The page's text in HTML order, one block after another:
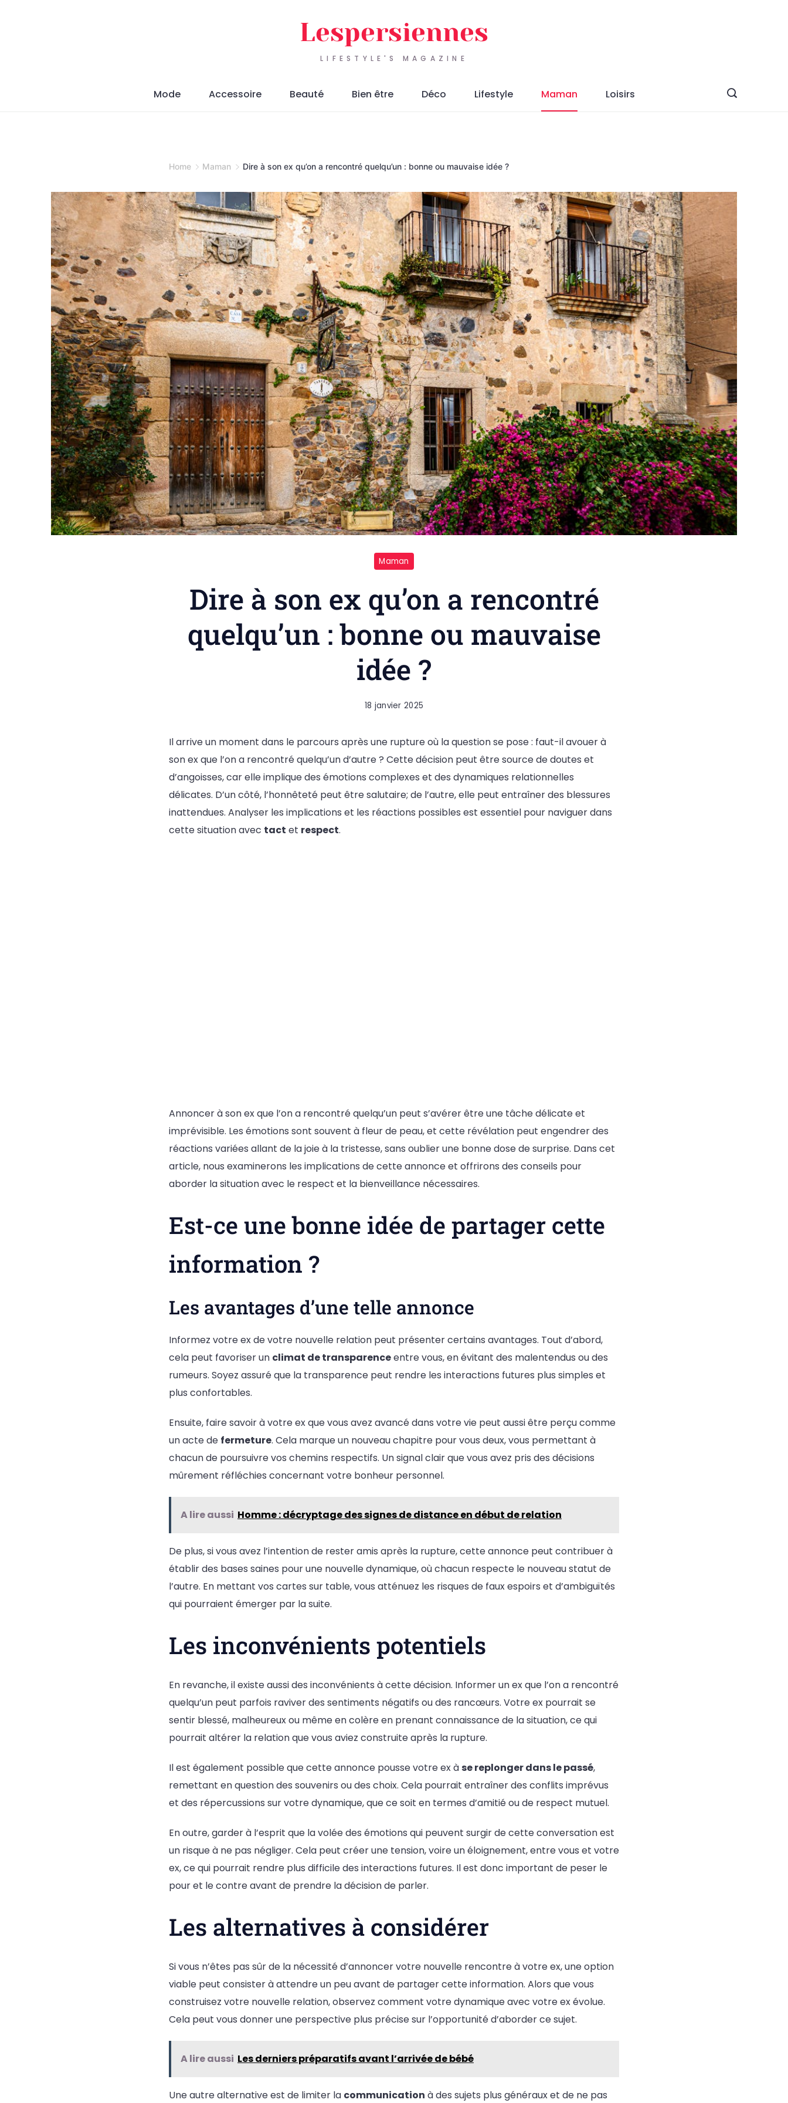
LIFESTYLE'S MAGAZINE
Lespersiennes
Mode Accessoire Beauté Bien être Déco Lifestyle Maman Loisirs
Home Maman Dire à son ex qu’on a rencontré quelqu’un : bonne ou mauvaise idée ?
Maman
Dire à son ex qu’on a rencontré
quelqu’un : bonne ou mauvaise
idée ?
18 janvier 2025
Il arrive un moment dans le parcours après une rupture où la question se pose : faut-il avouer à
son ex que l’on a rencontré quelqu’un d’autre ? Cette décision peut être source de doutes et
d’angoisses, car elle implique des émotions complexes et des dynamiques relationnelles
délicates. D’un côté, l’honnêteté peut être salutaire; de l’autre, elle peut entraîner des blessures
inattendues. Analyser les implications et les réactions possibles est essentiel pour naviguer dans
cette situation avec tact et respect.
Annoncer à son ex que l’on a rencontré quelqu’un peut s’avérer être une tâche délicate et
imprévisible. Les émotions sont souvent à fleur de peau, et cette révélation peut engendrer des
réactions variées allant de la joie à la tristesse, sans oublier une bonne dose de surprise. Dans cet
article, nous examinerons les implications de cette annonce et offrirons des conseils pour
aborder la situation avec le respect et la bienveillance nécessaires.
Est-ce une bonne idée de partager cette
information ?
Les avantages d’une telle annonce
Informez votre ex de votre nouvelle relation peut présenter certains avantages. Tout d’abord,
cela peut favoriser un climat de transparenceentre vous, en évitant des malentendus ou des
rumeurs. Soyez assuré que la transparence peut rendre les interactions futures plus simples et
plus confortables.
Ensuite, faire savoir à votre ex que vous avez avancé dans votre vie peut aussi être perçu comme
un acte de fermeture. Cela marque un nouveau chapitre pour vous deux, vous permettant à
chacun de poursuivre vos chemins respectifs. Un signal clair que vous avez pris des décisions
mûrement réfléchies concernant votre bonheur personnel.
A lire aussi Homme : décryptage des signes de distance en début de relation
De plus, si vous avez l’intention de rester amis après la rupture, cette annonce peut contribuer à
établir des bases saines pour une nouvelle dynamique, où chacun respecte le nouveau statut de
l’autre. En mettant vos cartes sur table, vous atténuez les risques de faux espoirs et d’ambiguïtés
qui pourraient émerger par la suite.
Les inconvénients potentiels
En revanche, il existe aussi des inconvénients à cette décision. Informer un ex que l’on a rencontré
quelqu’un peut parfois raviver des sentiments négatifs ou des rancœurs. Votre ex pourrait se
sentir blessé, malheureux ou même en colère en prenant connaissance de la situation, ce qui
pourrait altérer la relation que vous aviez construite après la rupture.
Il est également possible que cette annonce pousse votre ex à se replonger dans le passé,
remettant en question des souvenirs ou des choix. Cela pourrait entraîner des conflits imprévus
et des répercussions sur votre dynamique, que ce soit en termes d’amitié ou de respect mutuel.
En outre, garder à l’esprit que la volée des émotions qui peuvent surgir de cette conversation est
un risque à ne pas négliger. Cela peut créer une tension, voire un éloignement, entre vous et votre
ex, ce qui pourrait rendre plus difficile des interactions futures. Il est donc important de peser le
pour et le contre avant de prendre la décision de parler.
Les alternatives à considérer
Si vous n’êtes pas sûr de la nécessité d’annoncer votre nouvelle rencontre à votre ex, une option
viable peut consister à attendre un peu avant de partager cette information. Alors que vous
construisez votre nouvelle relation, observez comment votre dynamique avec votre ex évolue.
Cela peut vous donner une perspective plus précise sur l’opportunité d’aborder ce sujet.
A lire aussi Les derniers préparatifs avant l’arrivée de bébé
Une autre alternative est de limiter la communication à des sujets plus généraux et de ne pas